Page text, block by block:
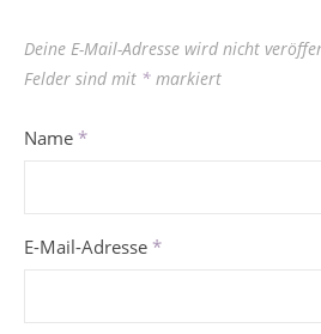
Deine E-Mail-Adresse wird nicht
Felder sind mit * markiert
Name *
E-Mail-Adresse *